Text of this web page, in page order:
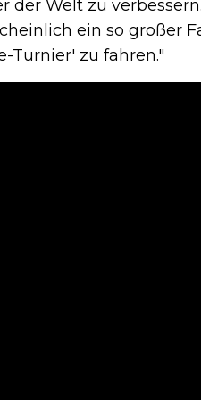
der Welt zu
ein so großer
Turnier' zu fahren."